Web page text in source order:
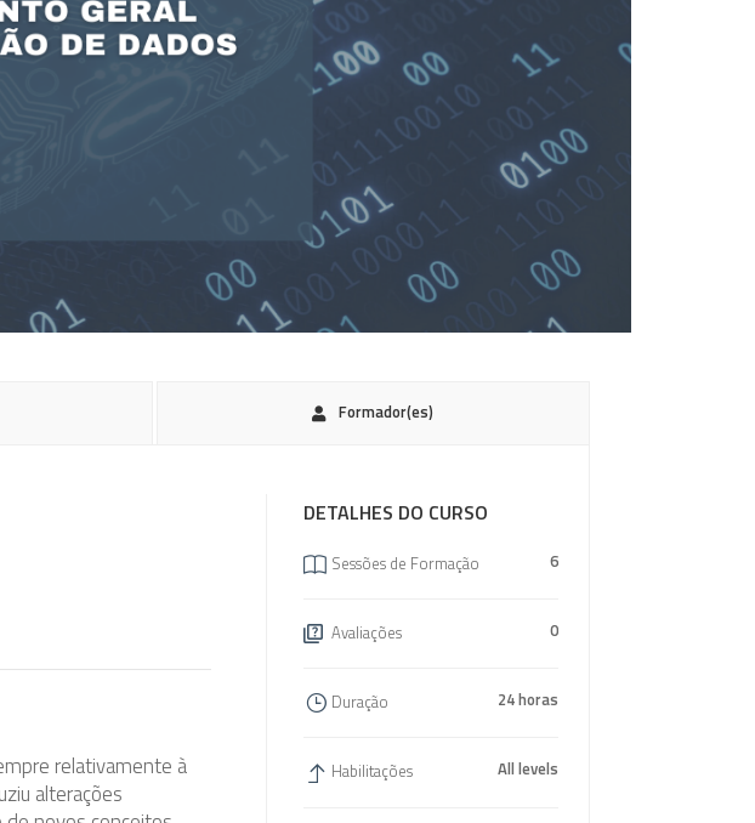
Formador(es)
relativamente à
alterações
DETALHES DO CURSO
Sessões de Formação 6
Avaliações 0
Duração 24 horas
Habilitações All levels